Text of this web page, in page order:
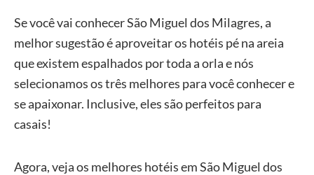
Se você vai conhecer São Miguel dos Milagres, a
melhor sugestão é aproveitar os hotéis pé na areia
que existem espalhados por toda a orla e nós
selecionamos os três melhores para você conhecer e
se apaixonar. Inclusive, eles são perfeitos para
casais!
Agora, veja os melhores hotéis em São Miguel dos